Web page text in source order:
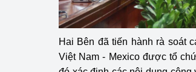
tạo
Hai Bên đã tiến hành rà soát
Việt Nam - Mexico được tổ